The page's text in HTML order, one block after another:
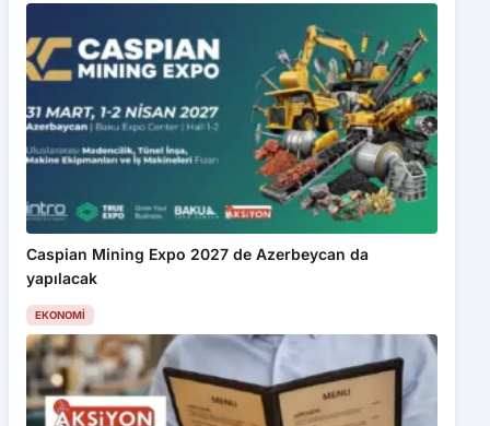
Caspian Mining Expo 2027 de Azerbeycan da
yapılacak
EKONOMI